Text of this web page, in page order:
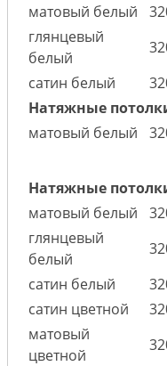
матовый белый
глянцевый
белый
сатин белый
Натяжные
матовый белый
Натяжные
матовый белый
глянцевый
белый
сатин белый
сатин цветной
матовый
цветной